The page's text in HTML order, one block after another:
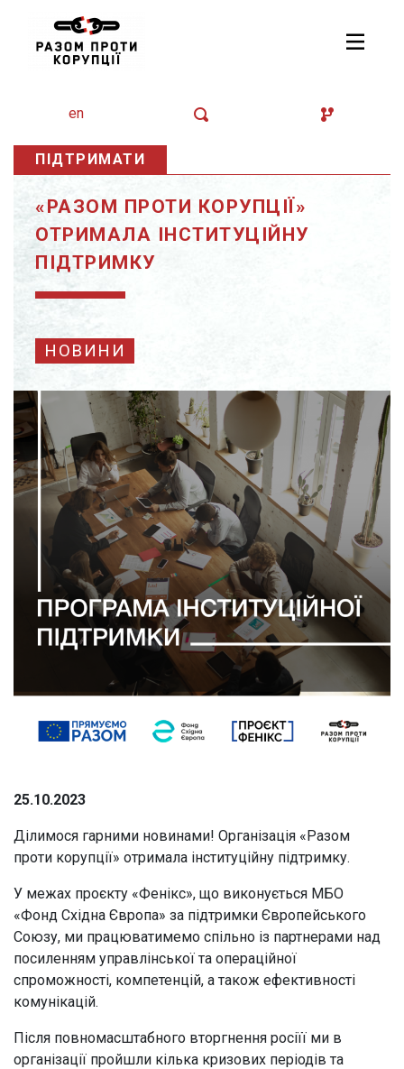
en
ПІДТРИМАТИ
«РАЗОМ ПРОТИ КОРУПЦІЇ»
ОТРИМАЛА ІНСТИТУЦІЙНУ
ПІДТРИМКУ
НОВИНИ
25.10.2023
Ділимося гарними новинами! Організація «Разом
проти корупції» отримала інституційну підтримку.
У межах проєкту «Фенікс», що виконується МБО
«Фонд Східна Європа» за підтримки Європейського
Союзу, ми працюватимемо спільно із партнерами над
посиленням управлінської та операційної
спроможності, компетенцій, а також ефективності
комунікацій.
Після повномасштабного вторгнення росіїї ми в
організації пройшли кілька кризових періодів та